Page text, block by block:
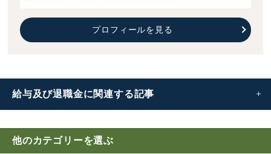
給与及び退職金に関連する記事
給与規定(賃金規定)｜記載事項や作成時の流れや注意点な
ど
欠勤控除とは｜計算方法や違法となるケース、給与明細へ
の書き方
出来高制の給与保障に関する法律の定め
欠勤控除の正しい計算方法と注意点を詳しく解説
賃金を構成する要素
会社が支給する給与の諸手当とその種類について
賃金支払いの5原則とは｜例外や違反時の罰則など詳しく
解説
給与計算の基礎知識 | 事前準備や注意点など詳しく解説し
ます
ベースアップとは｜定期昇給との違いや注意点をわかりや
すく解説
労働基準法が定める「賃金の非常時払い」の基礎知識
賃金引き下げによる労働条件の変更について
定期昇給とは｜ベースアップとの違いや導入方法、廃止す
る際の注意点など
最低賃金制度とは｜目的や企業の義務、罰則などをわかり
やすく解説
平均賃金の計算方法｜必要となる場面や具体例・注意点な
どを解説
退職金制度とは｜種類や企業のメリット・デメリットなど
わかりやすく解説
出張時の日当とは｜相場や決め方・課税の関係などわかり
やすく解説
歩合制(固定給＋歩合・完全歩合)とは｜固定給との違いや
メリット・デメリットなど
他のカテゴリーを選ぶ
プロフィールを見る